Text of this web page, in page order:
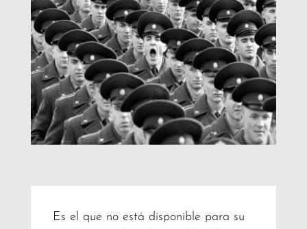
Es el que no está disponible para su